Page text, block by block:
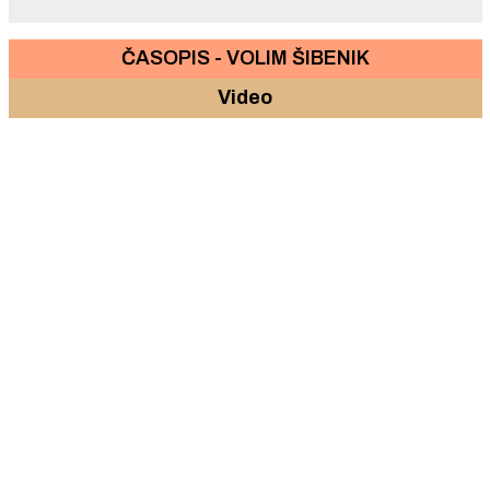
ČASOPIS - VOLIM ŠIBENIK
Video